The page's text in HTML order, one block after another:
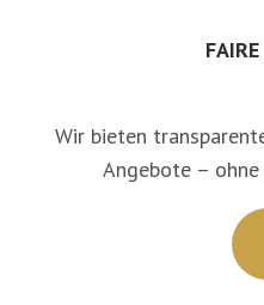
Wir bieten
Angebote –